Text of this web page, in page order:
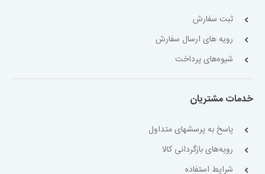
ثبت سفارش
رویه های ارسال سفارش
شیوه‌های پرداخت
خدمات مشتریان
پاسخ به پرسشهای متداول
رویه‌های بازگردانی کالا
شرایط استفاده